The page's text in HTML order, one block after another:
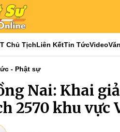
Chủ TịchLiên KếtTin TứcVideo
- Phật sự
Nai: Khai
2570 khu vực